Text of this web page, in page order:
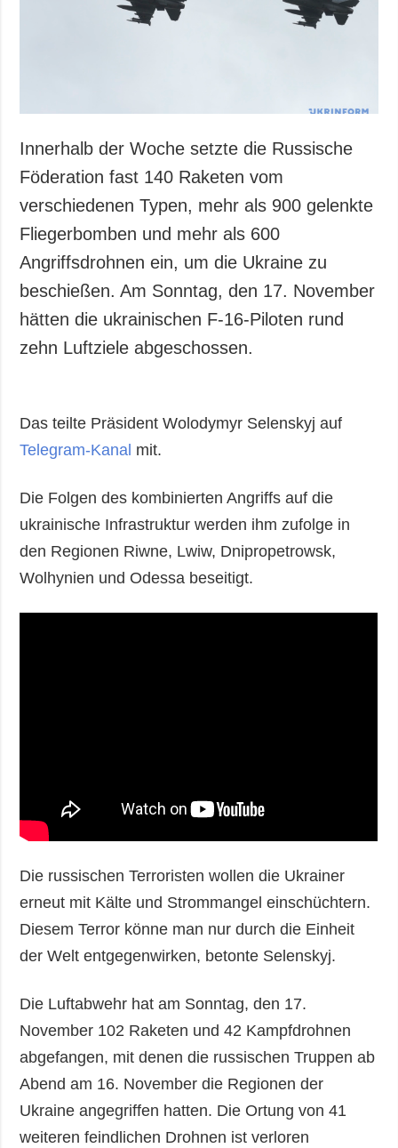
Gesellschaft und
Notstand und
ZUSÄTZLICH
Veröffentlichungen
Interview
Fotos
Video
LEISTUNGEN
Abonnement
Fotobank
Innerhalb der Woche setzte die Russische
Föderation fast 140 Raketen vom
verschiedenen Typen, mehr als 900 gelenkte
Fliegerbomben und mehr als 600
Angriffsdrohnen ein, um die Ukraine zu
beschießen. Am Sonntag, den 17. November
hätten die ukrainischen F-16-Piloten rund
zehn Luftziele abgeschossen.
Das teilte Präsident Wolodymyr Selenskyj auf
Telegram-Kanal mit.
Die Folgen des kombinierten Angriffs auf die
ukrainische Infrastruktur werden ihm zufolge in
den Regionen Riwne, Lwiw, Dnipropetrowsk,
Wolhynien und Odessa beseitigt.
Die russischen Terroristen wollen die Ukrainer
erneut mit Kälte und Strommangel einschüchtern.
Diesem Terror könne man nur durch die Einheit
der Welt entgegenwirken, betonte Selenskyj.
Die Luftabwehr hat am Sonntag, den 17.
November 102 Raketen und 42 Kampfdrohnen
abgefangen, mit denen die russischen Truppen ab
Abend am 16. November die Regionen der
Ukraine angegriffen hatten. Die Ortung von 41
weiteren feindlichen Drohnen ist verloren